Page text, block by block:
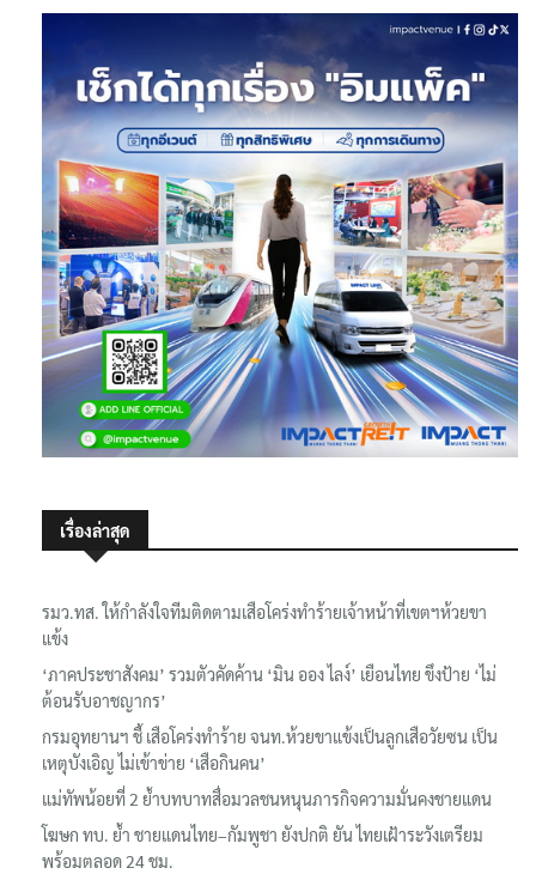
เรื่องล่าสุด
รมว.ทส. ให้กำลังใจทีมติดตามเสือโคร่งทำร้ายเจ้าหน้าที่เขตฯห้วยขา
แข้ง
‘ภาคประชาสังคม’ รวมตัวคัดค้าน ‘มิน ออง ไลง์’ เยือนไทย ขึงป้าย ‘ไม่
ต้อนรับอาชญากร’
กรมอุทยานฯ ชี้ เสือโคร่งทำร้าย จนท.ห้วยขาแข้งเป็นลูกเสือวัยซน เป็น
เหตุบังเอิญ ไม่เข้าข่าย ‘เสือกินคน’
แม่ทัพน้อยที่ 2 ย้ำบทบาทสื่อมวลชนหนุนภารกิจความมั่นคงชายแดน
โฆษก ทบ. ย้ำ ชายแดนไทย–กัมพูชา ยังปกติ ยัน ไทยเฝ้าระวังเตรียม
พร้อมตลอด 24 ชม.